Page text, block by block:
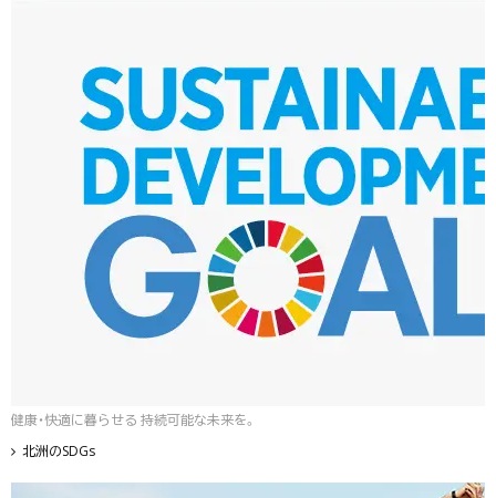
健康・快適に暮らせる 持続可能な未来を。
北洲のSDGs